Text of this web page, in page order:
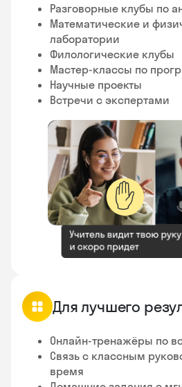
Разговорные клубы по
Математические и
лаборатории
Филологические клубы
Мастер-классы по
Научные проекты
Встречи с экспертами
✋
Для лучшего
Онлайн-тренажёры по
Связь с классным
время